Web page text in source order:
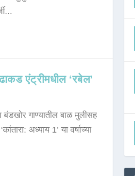
एंट्रीमधील ‘रबेल’
बंडखोर गाण्यातील बाळ मुलीसह
अध्याय 1’ या वर्षाच्या